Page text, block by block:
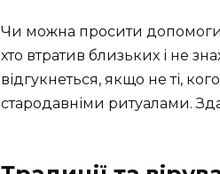
Чи можна просити допомоги
хто втратив близьких і не
відгукнеться, якщо не ті,
стародавніми ритуалами.